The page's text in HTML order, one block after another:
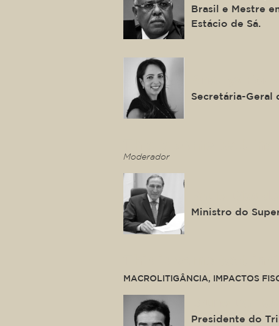
Brasil e Mestre
Estácio de Sá.
Secretária-Geral
Moderador
Ministro do
MACROLITIGÂNCIA, IMPACTOS
Presidente do